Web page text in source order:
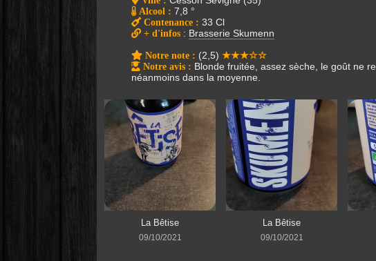
Alcool : 7,8 °
Contenance: 33 Cl
+ d'infos: Brasserie Skumenn
Notre note: (2,5) ★★★☆☆
Notre avis: Blonde fruitée, assez sèche, le goût ne
néanmoins dans la moyenne.
La Bêtise
09/10/2021
La Bêtise
09/10/2021